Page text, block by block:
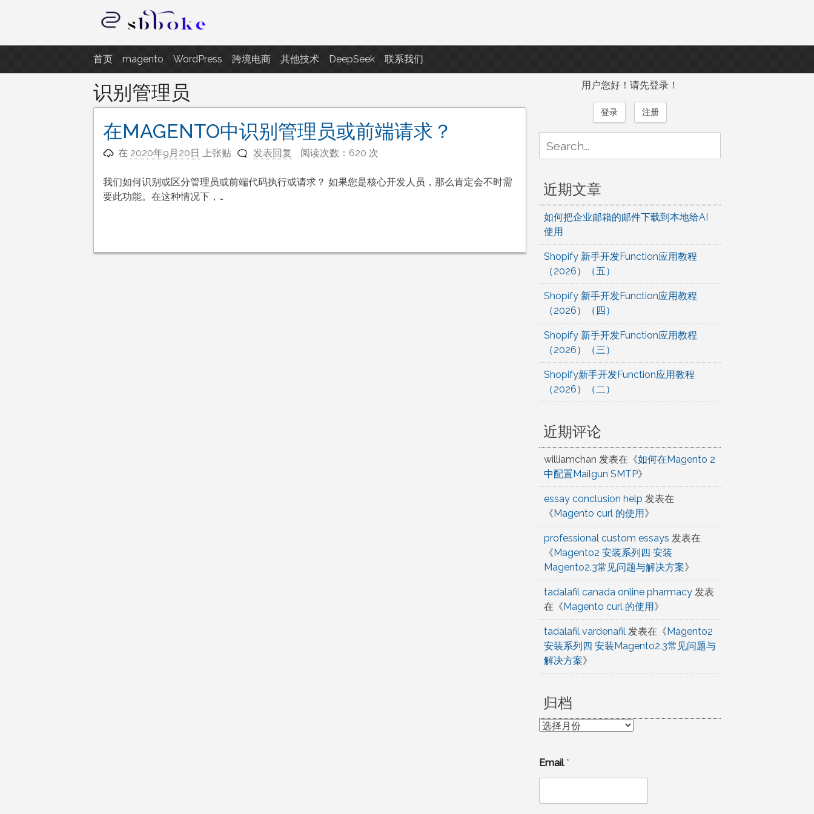
至
内
容
记录跨境电商独立站开发遇到的点点滴滴
首页 magento WordPress 跨境电商 其他技术 DeepSeek 联系我们
识别管理员
在MAGENTO中识别管理员或前端请求？
在 2020年9月20日 上张贴 发表回复 阅读次数：620 次
我们如何识别或区分管理员或前端代码执行或请求？ 如果您是核心开发人员，那么肯定会不时需
要此功能。在这种情况下，…
用户您好！请先登录！
登录 注册
for:
近期文章
如何把企业邮箱的邮件下载到本地给AI
使用
Shopify 新手开发Function应用教程
（2026）（五）
Shopify 新手开发Function应用教程
（2026）（四）
Shopify 新手开发Function应用教程
（2026）（三）
Shopify新手开发Function应用教程
（2026）（二）
近期评论
williamchan 发表在《如何在Magento 2
中配置Mailgun SMTP》
essay conclusion help 发表在
《Magento curl 的使用》
professional custom essays 发表在
《Magento2 安装系列四 安装
Magento2.3常见问题与解决方案》
tadalafil canada online pharmacy发表
在《Magento curl 的使用》
tadalafil vardenafil发表在《Magento2
安装系列四 安装Magento2.3常见问题与
解决方案》
归档
归
Email*